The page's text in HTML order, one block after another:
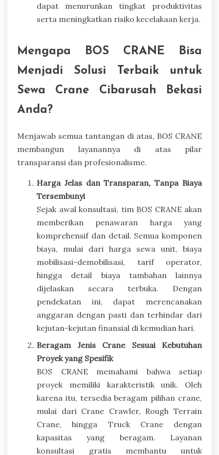
dapat menurunkan tingkat produktivitas
serta meningkatkan risiko kecelakaan kerja.
Mengapa BOS CRANE Bisa
Menjadi Solusi Terbaik untuk
Sewa Crane Cibarusah Bekasi
Anda?
Menjawab semua tantangan di atas, BOS CRANE
membangun layanannya di atas pilar
transparansi dan profesionalisme.
Harga Jelas dan Transparan, Tanpa Biaya
Tersembunyi
Sejak awal konsultasi, tim BOS CRANE akan
memberikan penawaran harga yang
komprehensif dan detail. Semua komponen
biaya, mulai dari harga sewa unit, biaya
mobilisasi-demobilisasi, tarif operator,
hingga detail biaya tambahan lainnya
dijelaskan secara terbuka. Dengan
pendekatan ini, dapat merencanakan
anggaran dengan pasti dan terhindar dari
kejutan-kejutan finansial di kemudian hari.
Beragam Jenis Crane Sesuai Kebutuhan
Proyek yang Spesifik
BOS CRANE memahami bahwa setiap
proyek memiliki karakteristik unik. Oleh
karena itu, tersedia beragam pilihan crane,
mulai dari Crane Crawler, Rough Terrain
Crane, hingga Truck Crane dengan
kapasitas yang beragam. Layanan
konsultasi gratis membantu untuk